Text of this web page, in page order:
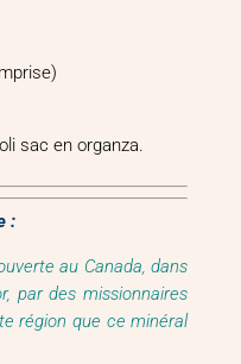
sac en organza.
:
au Canada, dans
par des missionnaires
région que ce minéral